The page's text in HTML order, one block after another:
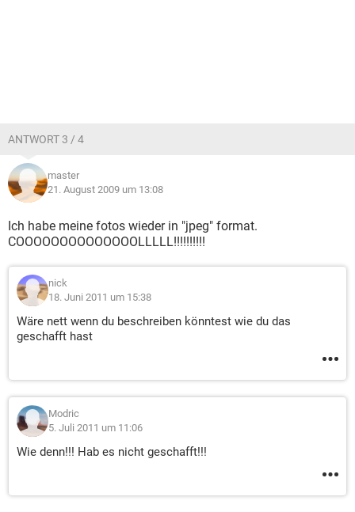
ANTWORT 3 / 4
master
21. August 2009 um 13:08
Ich habe meine fotos wieder in "jpeg" format.
COOOOOOOOOOOOOOLLLLL!!!!!!!!!!
nick
18. Juni 2011 um 15:38
Wäre nett wenn du beschreiben könntest wie du das
geschafft hast
Modric
5. Juli 2011 um 11:06
Wie denn!!! Hab es nicht geschafft!!!